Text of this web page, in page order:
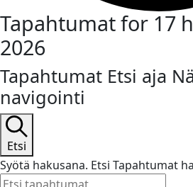
Tapahtumat for 17
2026
Tapahtumat Etsi aja
navigointi
Etsi
Syötä hakusana. Etsi Tapahtumat